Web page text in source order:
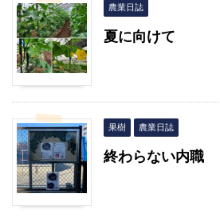
農業日誌
夏に向けて
果樹 農業日誌
終わらない内職